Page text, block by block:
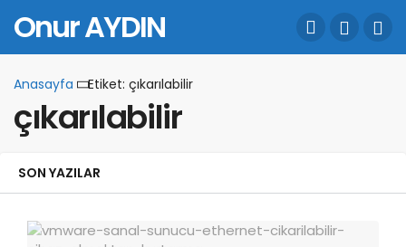
Onur AYDIN
Anasayfa Etiket: çıkarılabilir
çıkarılabilir
SON YAZILAR